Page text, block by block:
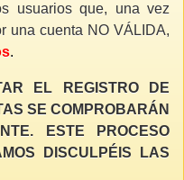
usuarios que, una vez
una cuenta NO VÁLIDA,
.
EL REGISTRO DE
SE COMPROBARÁN
ESTE PROCESO
DISCULPÉIS LAS